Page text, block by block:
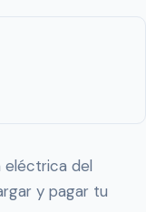
eléctrica del
y pagar tu